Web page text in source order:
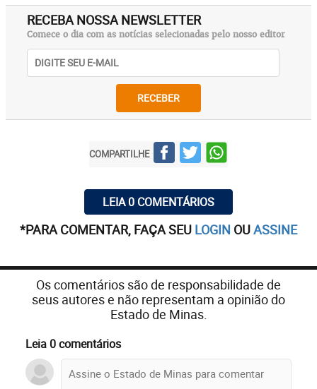
RECEBA NOSSA NEWSLETTER
Comece o dia com as notícias selecionadas pelo nosso editor
RECEBER
COMPARTILHE
LEIA 0 COMENTÁRIOS
*PARA COMENTAR, FAÇA SEU LOGIN OUASSINE
Os comentários são de responsabilidade de
seus autores e não representam a opinião do
Estado de Minas.
Leia 0 comentários